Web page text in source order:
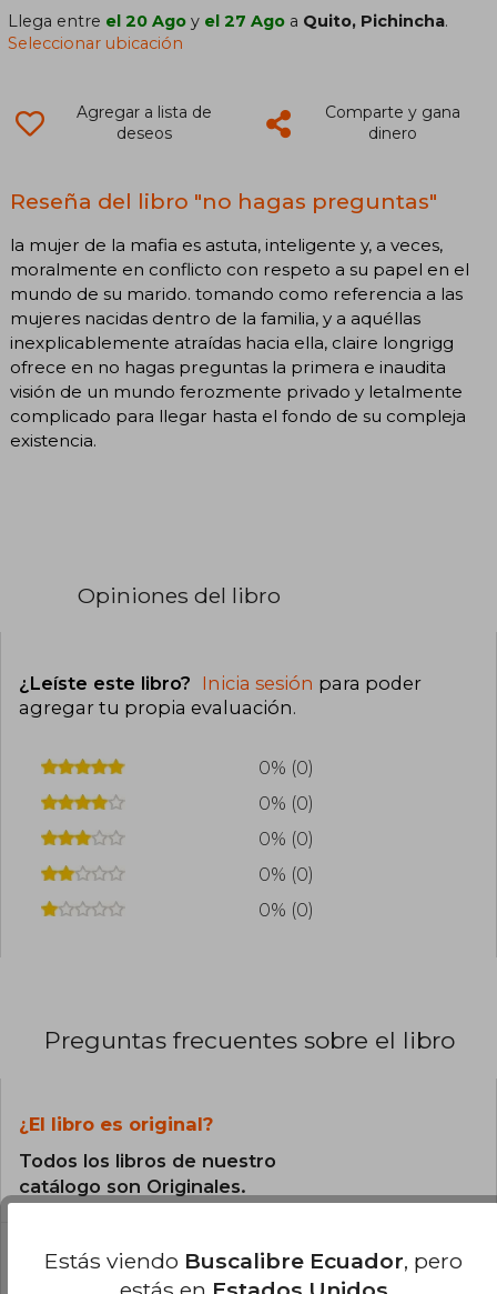
Llega entre el 20 Ago y el 27 Ago a Quito, Pichincha.
Seleccionar ubicación
Agregar a lista de
deseos
Comparte y gana
dinero
Reseña del libro "no hagas preguntas"
la mujer de la mafia es astuta, inteligente y, a veces,
moralmente en conflicto con respeto a su papel en el
mundo de su marido. tomando como referencia a las
mujeres nacidas dentro de la familia, y a aquéllas
inexplicablemente atraídas hacia ella, claire longrigg
ofrece en no hagas preguntas la primera e inaudita
visión de un mundo ferozmente privado y letalmente
complicado para llegar hasta el fondo de su compleja
existencia.
Opiniones del libro
¿Leíste este libro? Inicia sesión para poder
agregar tu propia evaluación.
0% (0)
0% (0)
0% (0)
0% (0)
0% (0)
Preguntas frecuentes sobre el libro
¿El libro es original?
Todos los libros de nuestro
catálogo son Originales.
¿En qué Idioma está escrito el
libro?
Estás viendo Buscalibre Ecuador, pero